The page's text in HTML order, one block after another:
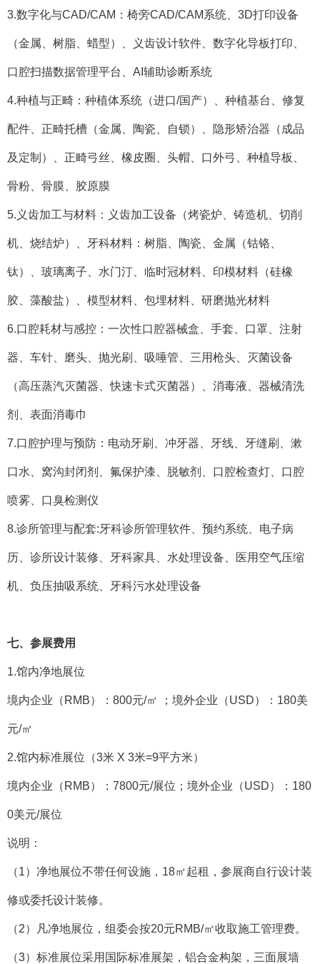
3.数字化与CAD/CAM：椅旁CAD/CAM系统、3D打印设备
（金属、树脂、蜡型）、义齿设计软件、数字化导板打印、
口腔扫描数据管理平台、AI辅助诊断系统
4.种植与正畸：种植体系统（进口/国产）、种植基台、修复
配件、正畸托槽（金属、陶瓷、自锁）、隐形矫治器（成品
及定制）、正畸弓丝、橡皮圈、头帽、口外弓、种植导板、
骨粉、骨膜、胶原膜
5.义齿加工与材料：义齿加工设备（烤瓷炉、铸造机、切削
机、烧结炉）、牙科材料：树脂、陶瓷、金属（钴铬、
钛）、玻璃离子、水门汀、临时冠材料、印模材料（硅橡
胶、藻酸盐）、模型材料、包埋材料、研磨抛光材料
6.口腔耗材与感控：一次性口腔器械盒、手套、口罩、注射
器、车针、磨头、抛光刷、吸唾管、三用枪头、灭菌设备
（高压蒸汽灭菌器、快速卡式灭菌器）、消毒液、器械清洗
剂、表面消毒巾
7.口腔护理与预防：电动牙刷、冲牙器、牙线、牙缝刷、漱
口水、窝沟封闭剂、氟保护漆、脱敏剂、口腔检查灯、口腔
喷雾、口臭检测仪
8.诊所管理与配套:牙科诊所管理软件、预约系统、电子病
历、诊所设计装修、牙科家具、水处理设备、医用空气压缩
机、负压抽吸系统、牙科污水处理设备
七、 参展费用
1.馆内净地展位
境内企业（RMB）：800元/㎡ ；境外企业（USD）：180美
元/㎡
2.馆内标准展位（3米 X 3米=9平方米）
境内企业（RMB）：7800元/展位；境外企业（USD）：180
0美元/展位
说明：
（1）净地展位不带任何设施，18㎡起租，参展商自行设计装
修或委托设计装修。
（2）凡净地展位，组委会按20元RMB/㎡收取施工管理费。
（3）标准展位采用国际标准展架，铝合金构架，三面展墙